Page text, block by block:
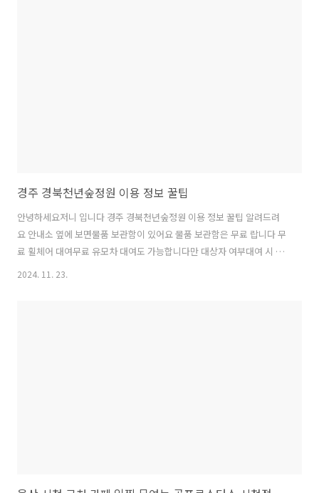
경주 경북천년숲정원 이용 정보 꿀팁
안녕하세요저니 입니다 경주 경북천년숲정원 이용 정보 꿀팁 알려드려
요 안내소 옆에 보면물품 보관함이 있어요 물품 보관함은 무료 랍니다 무
료 휠체어 대여무료 유모차 대여도 가능합니다만 대상자 여부대여 시 서
류가 있어야대여가능하니 이점 참고하세요 안내소 뒷쪽에 수유실도 마
2024. 11. 23.